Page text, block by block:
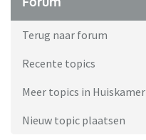
Terug naar forum
Recente topics
Meer topics in Huiskamer
Nieuw topic plaatsen